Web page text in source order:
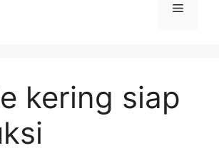
Menu
kering siap